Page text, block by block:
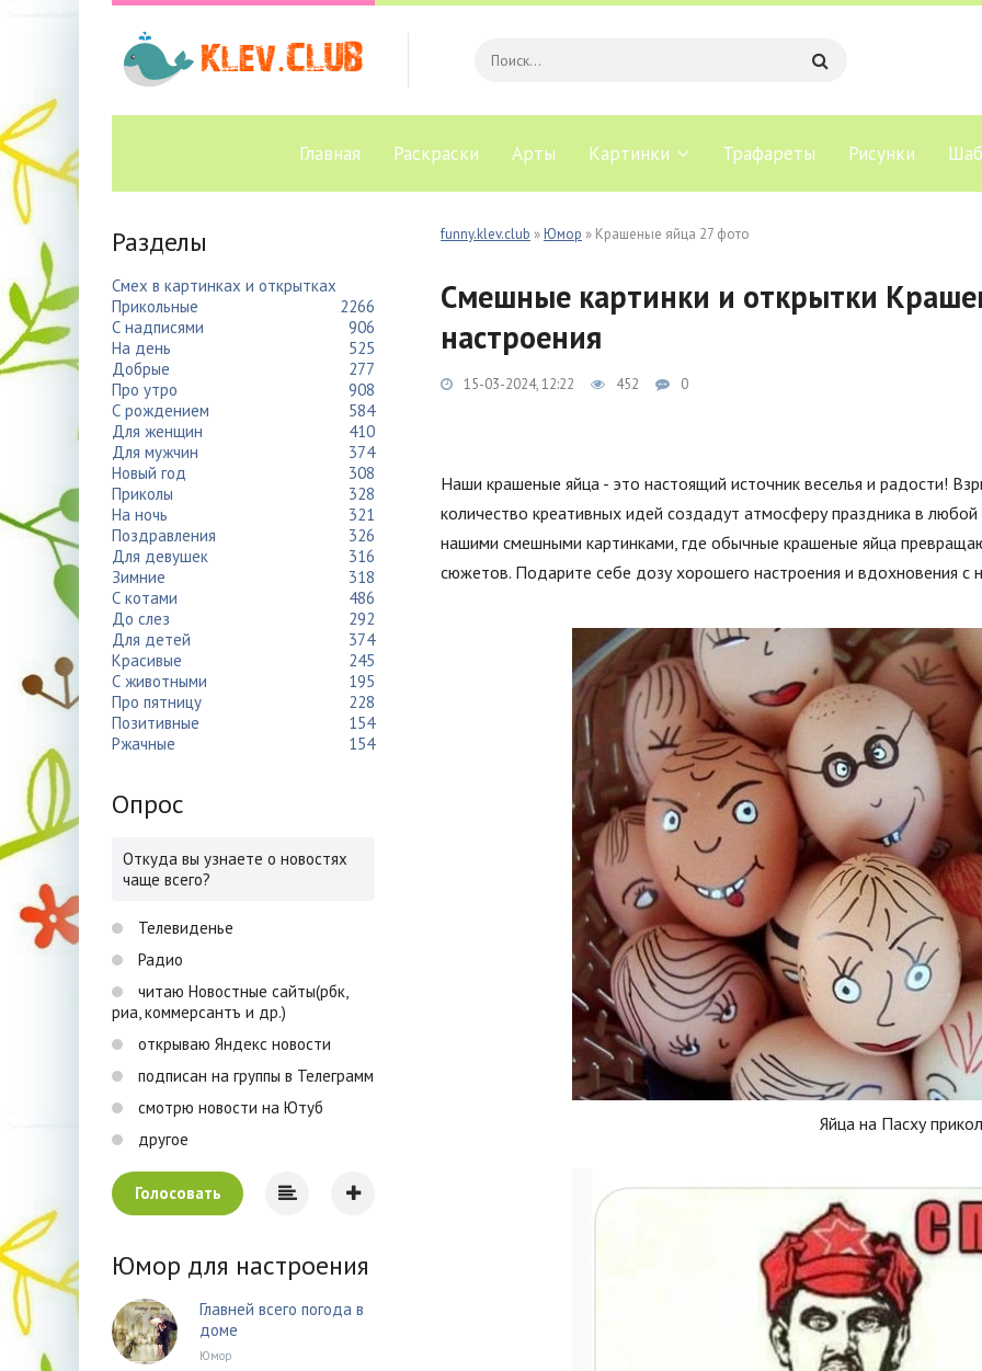
Главная Раскраски Арты Картинки Трафареты Рисунки
funny.klev.club »Юмор » Крашеные яйца 27 фото
Смешные картинки и открытки
настроения
15-03-2024, 12:22 452 0
Наши крашеные яйца - это настоящий источник веселья и радости!
количество креативных идей создадут атмосферу праздника в
нашими смешными картинками, где обычные крашеные яйца
сюжетов. Подарите себе дозу хорошего настроения и вдохновения
Яйца на Пасху прикол
Разделы
Смех в картинках и открытках
Прикольные
2266
С надписями
906
На день
525
Добрые
277
Про утро
908
С рождением
584
Для женщин
410
Для мужчин
374
Новый год
308
Приколы
328
На ночь
321
Поздравления
326
Для девушек
316
Зимние
318
С котами
486
До слез
292
Для детей
374
Красивые
245
С животными
195
Про пятницу
228
Позитивные
154
Ржачные
154
Опрос
Откуда вы узнаете о новостях
чаще всего?
Телевиденье
Радио
читаю Новостные сайты(рбк,
риа, коммерсантъ и др.)
открываю Яндекс новости
подписан на группы в Телеграмм
смотрю новости на Ютуб
другое
Голосовать
Юмор для настроения
Главней всего погода в
доме
Юмор